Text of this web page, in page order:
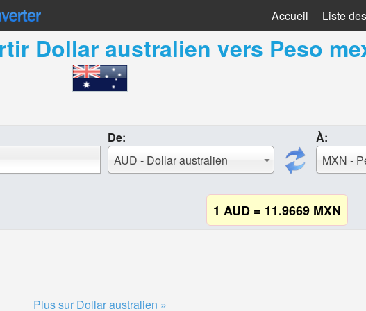
Accueil Liste
Dollar australien vers Peso
De:
AUD - Dollar australien
À:
MXN -
1 AUD = 11.9669 MXN
Plus sur Dollar australien »